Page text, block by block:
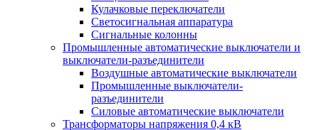
Кулачковые переключатели
Светосигнальная аппаратура
Сигнальные колонны
Промышленные автоматические выключатели и
выключатели-разъединители
Воздушные автоматические выключатели
Промышленные выключатели-
разъединители
Силовые автоматические выключатели
Трансформаторы напряжения 0,4 кВ